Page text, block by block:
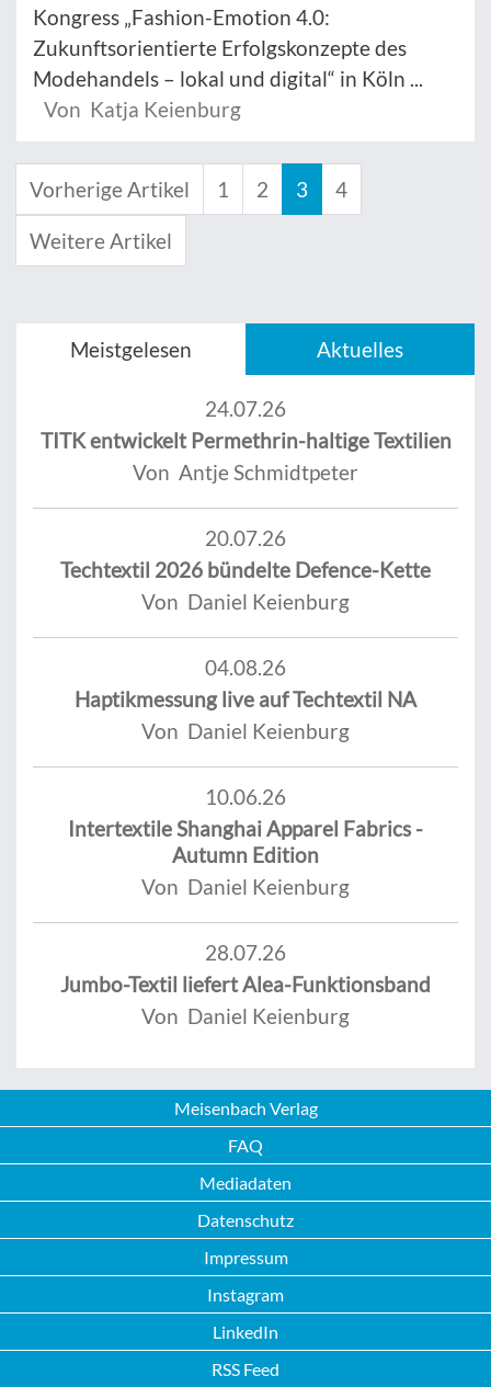
Kongress „Fashion-Emotion 4.0:
Zukunftsorientierte Erfolgskonzepte des
Modehandels – lokal und digital“ in Köln ...
Von Katja Keienburg
Vorherige Artikel 1 2 3 4
Weitere Artikel
Meistgelesen Aktuelles
24.07.26
TITK entwickelt Permethrin-haltige Textilien
Von Antje Schmidtpeter
20.07.26
Techtextil 2026 bündelte Defence-Kette
Von Daniel Keienburg
04.08.26
Haptikmessung live auf Techtextil NA
Von Daniel Keienburg
10.06.26
Intertextile Shanghai Apparel Fabrics -
Autumn Edition
Von Daniel Keienburg
28.07.26
Jumbo-Textil liefert Alea-Funktionsband
Von Daniel Keienburg
Meisenbach Verlag
FAQ
Mediadaten
Datenschutz
Impressum
Instagram
LinkedIn
RSS Feed